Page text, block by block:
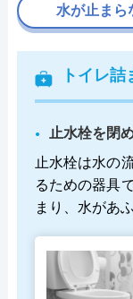
トイレ
止水栓を閉
止水栓は水の
るための器具
まり、水があ
水が止まら